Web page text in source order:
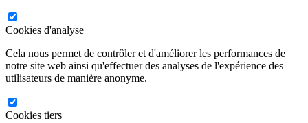
Cookies d'analyse
Cela nous permet de contrôler et d'améliorer les performances de
notre site web ainsi qu'effectuer des analyses de l'expérience des
utilisateurs de manière anonyme.
Cookies tiers